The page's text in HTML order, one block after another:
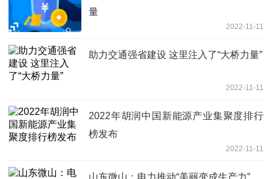
量
2022-11-11
助力交通强省建设 这里注入了“大桥力量”
2022-11-11
2022年胡润中国新能源产业集聚度排行
榜发布
2022-11-11
山东微山：电力推动“美丽变成生产力”